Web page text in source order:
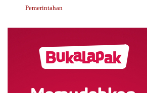
Pemerintahan